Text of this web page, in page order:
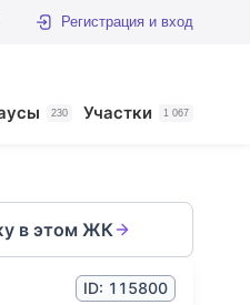
Регистрация и вход
230 Участки 1 067
в этом ЖК
ID: 115800